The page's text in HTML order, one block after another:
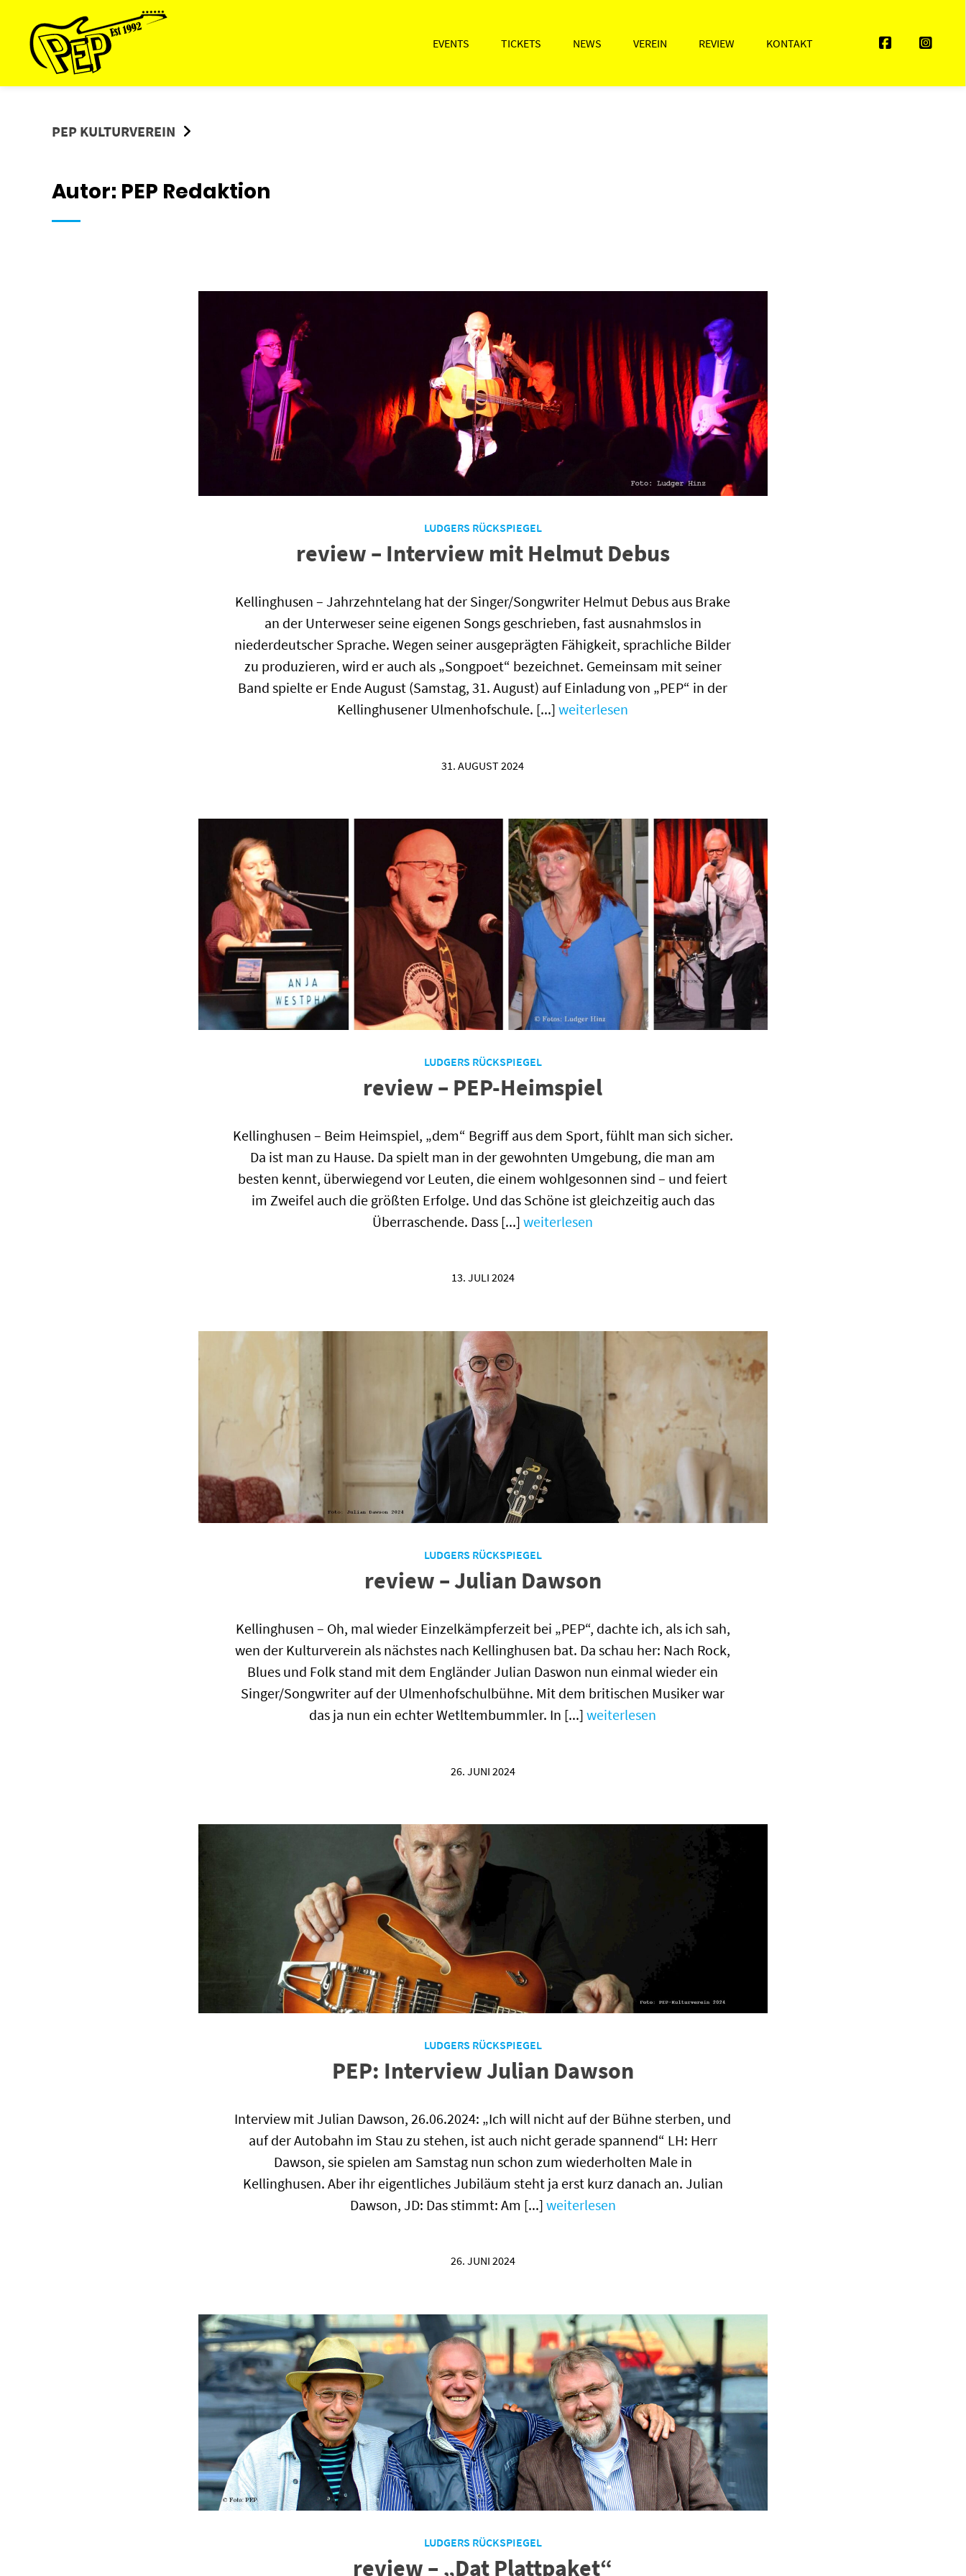
EVENTS TICKETS NEWS VEREIN REVIEW KONTAKT
PEP KULTURVEREIN
Autor: PEP Redaktion
LUDGERS RÜCKSPIEGEL
review – Interview mit Helmut Debus
Kellinghusen – Jahrzehntelang hat der Singer/Songwriter Helmut Debus aus Brake
an der Unterweser seine eigenen Songs geschrieben, fast ausnahmslos in
niederdeutscher Sprache. Wegen seiner ausgeprägten Fähigkeit, sprachliche Bilder
zu produzieren, wird er auch als „Songpoet“ bezeichnet. Gemeinsam mit seiner
Band spielte er Ende August (Samstag, 31. August) auf Einladung von „PEP“ in der
Kellinghusener Ulmenhofschule. [...]weiterlesen
31. AUGUST 2024
LUDGERS RÜCKSPIEGEL
review – PEP-Heimspiel
Kellinghusen – Beim Heimspiel, „dem“ Begriff aus dem Sport, fühlt man sich sicher.
Da ist man zu Hause. Da spielt man in der gewohnten Umgebung, die man am
besten kennt, überwiegend vor Leuten, die einem wohlgesonnen sind – und feiert
im Zweifel auch die größten Erfolge. Und das Schöne ist gleichzeitig auch das
Überraschende. Dass [...]weiterlesen
13. JULI 2024
LUDGERS RÜCKSPIEGEL
review – Julian Dawson
Kellinghusen – Oh, mal wieder Einzelkämpferzeit bei „PEP“, dachte ich, als ich sah,
wen der Kulturverein als nächstes nach Kellinghusen bat. Da schau her: Nach Rock,
Blues und Folk stand mit dem Engländer Julian Daswon nun einmal wieder ein
Singer/Songwriter auf der Ulmenhofschulbühne. Mit dem britischen Musiker war
das ja nun ein echter Wetltembummler. In [...]weiterlesen
26. JUNI 2024
LUDGERS RÜCKSPIEGEL
PEP: Interview Julian Dawson
Interview mit Julian Dawson, 26.06.2024: „Ich will nicht auf der Bühne sterben, und
auf der Autobahn im Stau zu stehen, ist auch nicht gerade spannend“ LH: Herr
Dawson, sie spielen am Samstag nun schon zum wiederholten Male in
Kellinghusen. Aber ihr eigentliches Jubiläum steht ja erst kurz danach an. Julian
Dawson, JD: Das stimmt: Am [...] weiterlesen
26. JUNI 2024
LUDGERS RÜCKSPIEGEL
review – „Dat Plattpaket“